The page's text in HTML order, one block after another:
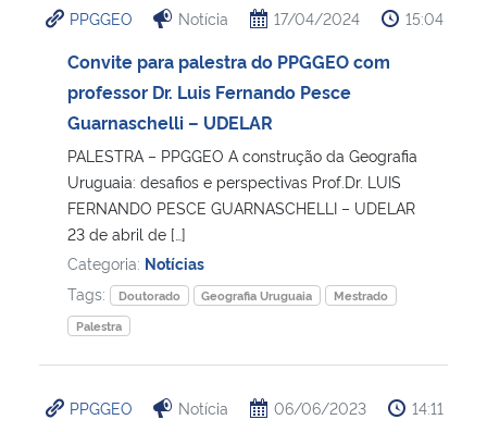
Ministério da Cidadania
Ministério de Minas e Energia
Ministério da Ciência, Tecnologia, Inovações e Comunicações
Ministério do Turismo
Ministério do Desenvolvimento Regional
Controladoria-Geral da União
PPGGEO Notícia 17/04/2024 15:04
Convite para palestra do PPGGEO com
professor Dr. Luis Fernando Pesce
Guarnaschelli – UDELAR
PALESTRA – PPGGEO A construção da Geografia
Uruguaia: desafios e perspectivas Prof.Dr. LUIS
FERNANDO PESCE GUARNASCHELLI – UDELAR
23 de abril de […]
Categoria: Notícias
Tags:
Doutorado Geografia Uruguaia
Mestrado
Palestra
PPGGEO Notícia 06/06/2023 14:11